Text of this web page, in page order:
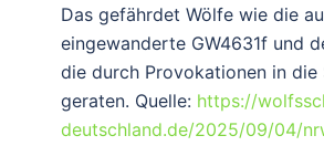
Das gefährdet Wölfe wie die
eingewanderte GW4631f und
die durch Provokationen in die
geraten. Quelle: https://
deutschland.de/2025/09/04/